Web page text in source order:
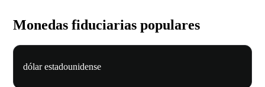
Monedas fiduciarias populares
dólar estadounidense